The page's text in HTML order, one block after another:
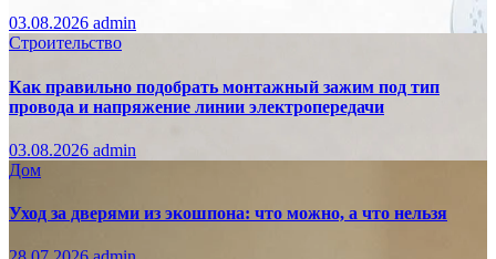
03.08.2026 admin
Строительство
Как правильно подобрать монтажный зажим под тип
провода и напряжение линии электропередачи
03.08.2026 admin
Дом
Уход за дверями из экошпона: что можно, а что нельзя